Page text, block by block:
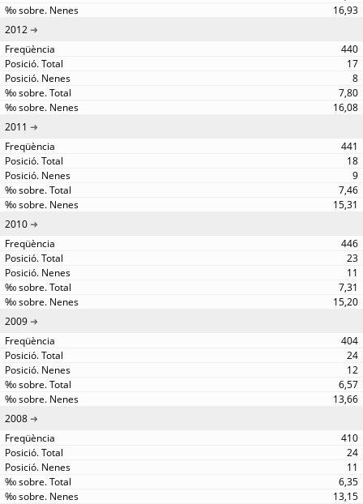
16,93
2012
440
17
8
7,80
16,08
2011
441
18
9
7,46
15,31
2010
446
23
11
7,31
15,20
2009
404
24
12
6,57
13,66
2008
410
24
11
6,35
13,15